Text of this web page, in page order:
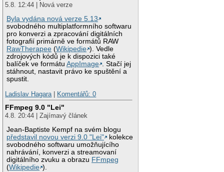
5.8. 12:44 | Nová verze
Byla vydána nová verze 5.13
svobodného multiplatformního softwaru
pro konverzi a zpracování digitálních
fotografií primárně ve formátů RAW
RawTherapee (Wikipedie ). Vedle
zdrojových kódů je k dispozici také
balíček ve formátuAppImage . Stačí jej
stáhnout, nastavit právo ke spuštění a
spustit.
Ladislav Hagara| Komentářů: 0
FFmpeg 9.0 "Lei"
4.8. 20:44 | Zajímavý článek
Jean-Baptiste Kempf na svém blogu
představil novou verzi 9.0 "Lei"
kolekce
svobodného softwaru umožňujícího
nahrávání, konverzi a streamovaní
digitálního zvuku a obrazu FFmpeg
(Wikipedie ).